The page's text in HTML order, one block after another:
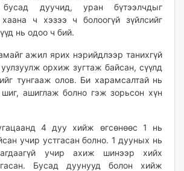
бусад дуучид, уран бүтээлчдыг
ч хэзээ ч болоогүй зүйлсийг
нь одоо ч бий.
ажил ярих нэрийдлээр танихгүй
уулзуулж орхиж зугтаж байсан, сүүлд
тунгааж олов. Би харамсалтай нь
ашиглаж болно гэж зорьсон хүн
4 дуу хийж өгсөнөөс 1 нь
учир устгасан болно. 1 дууных нь
учир ахиж шинээр хийх
Бусад дуунууд болон хийж